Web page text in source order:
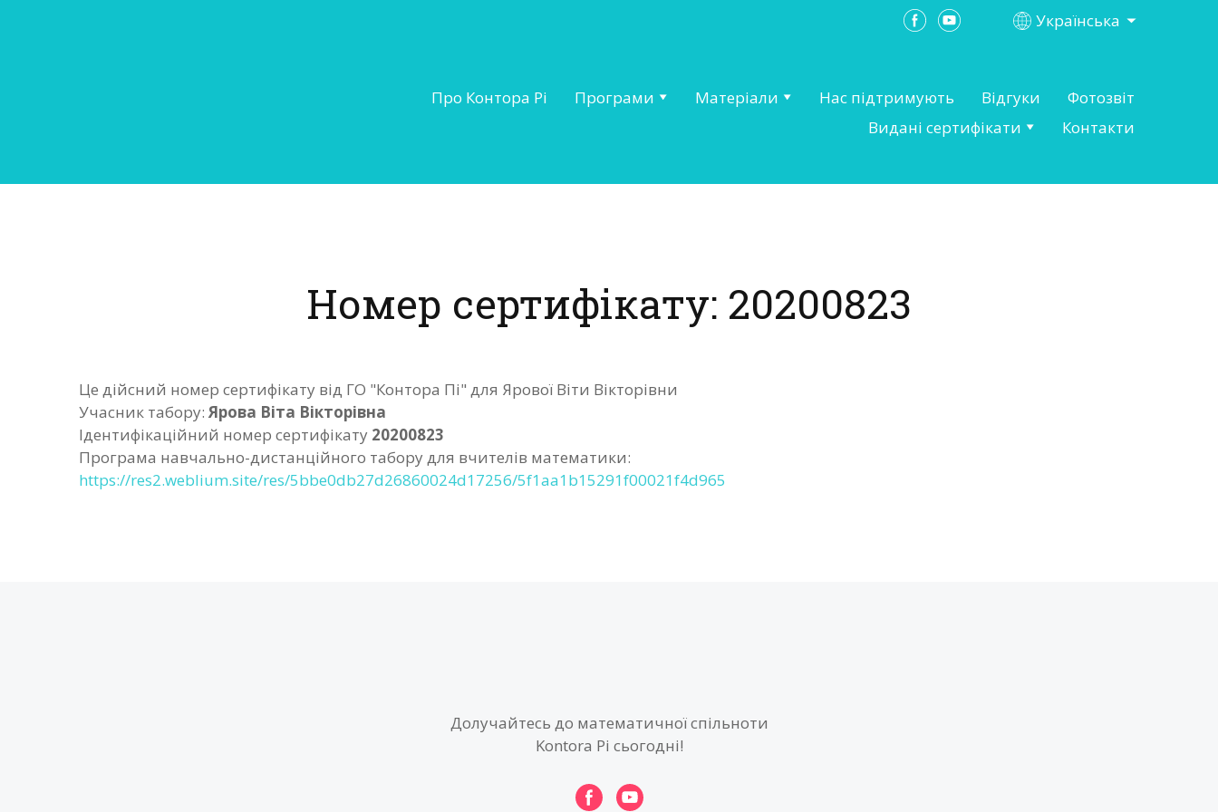
Українська
Про Контора Рі Програми Матеріали Нас підтримують Відгуки
Фотозвіт
Видані сертифікати
Контакти
Номер сертифікату: 20200823
Це дійсний номер сертифікату від ГО "Контора Пі" для Ярової Віти Вікторівни
Учасник табору: Ярова Віта Вікторівна
Ідентифікаційний номер сертифікату 20200823
Програма навчально-дистанційного табору для вчителів математики:
https://res2.weblium.site/res/5bbe0db27d26860024d17256/5f1aa1b15291f00021f4d965
Долучайтесь до математичної спільноти
Kontora Pi сьогодні!